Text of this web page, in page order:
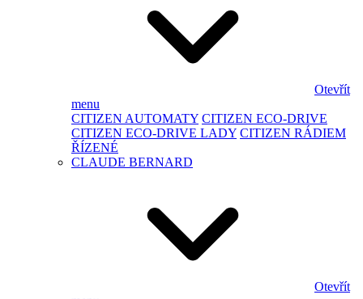
Otevřít
menu
CITIZEN AUTOMATY CITIZEN ECO-DRIVE
CITIZEN ECO-DRIVE LADY CITIZEN RÁDIEM
ŘÍZENÉ
CLAUDE BERNARD
Otevřít